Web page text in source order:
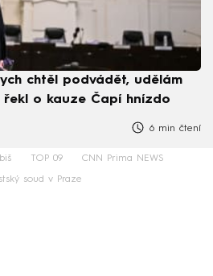
chtěl podvádět, udělám
řekl o kauze Čapí hnízdo
6 min čtení
TOP 09 CNN Prima NEWS
soud v Praze